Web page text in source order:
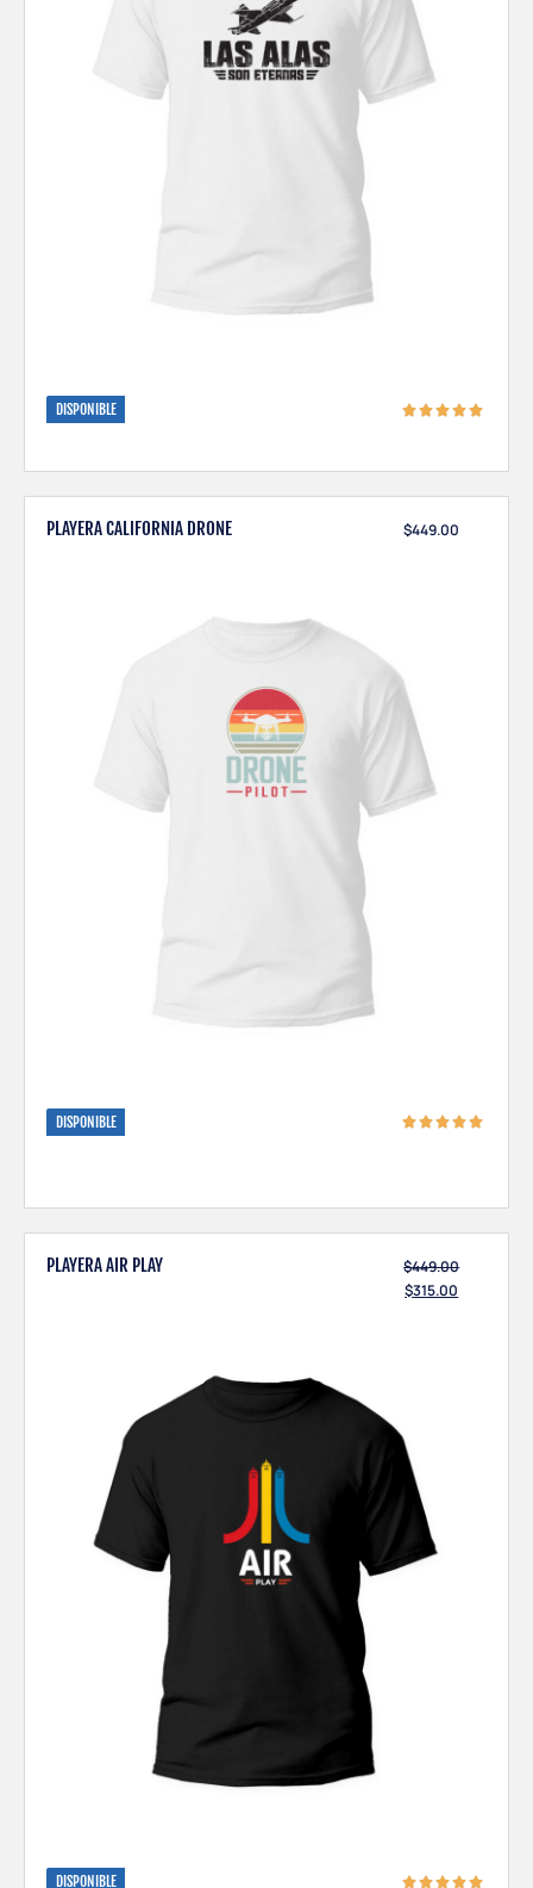
DISPONIBLE
PLAYERA CALIFORNIA DRONE $449.00
DISPONIBLE
PLAYERA AIR PLAY $449.00
$315.00
DISPONIBLE